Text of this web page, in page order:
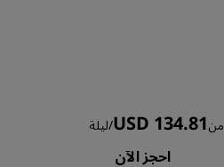
منUSD 134.81
/ليلة
احجز الآن